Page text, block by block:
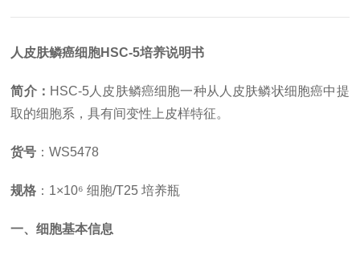
人皮肤鳞癌细胞HSC-5培养说明书
简介： HSC-5人皮肤鳞癌细胞一种从人皮肤鳞状细胞癌中提
取的细胞系，具有间变性上皮样特征。
货号 ：WS5478
规格 ： 1×10⁶ 细胞/T25 培养瓶
一、细胞基本信息